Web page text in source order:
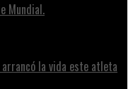
Mundial.
la vida este atleta